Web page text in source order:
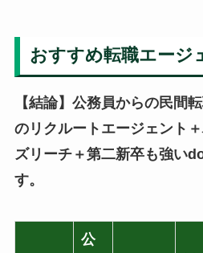
おすすめ転職エージ
【結論】公務員からの民間
のリクルートエージェント
ズリーチ＋第二新卒も強い
す。
公